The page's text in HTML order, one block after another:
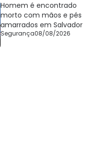
Homem é encontrado
morto com mãos e pés
amarrados em Salvador
Segurança08/08/2026